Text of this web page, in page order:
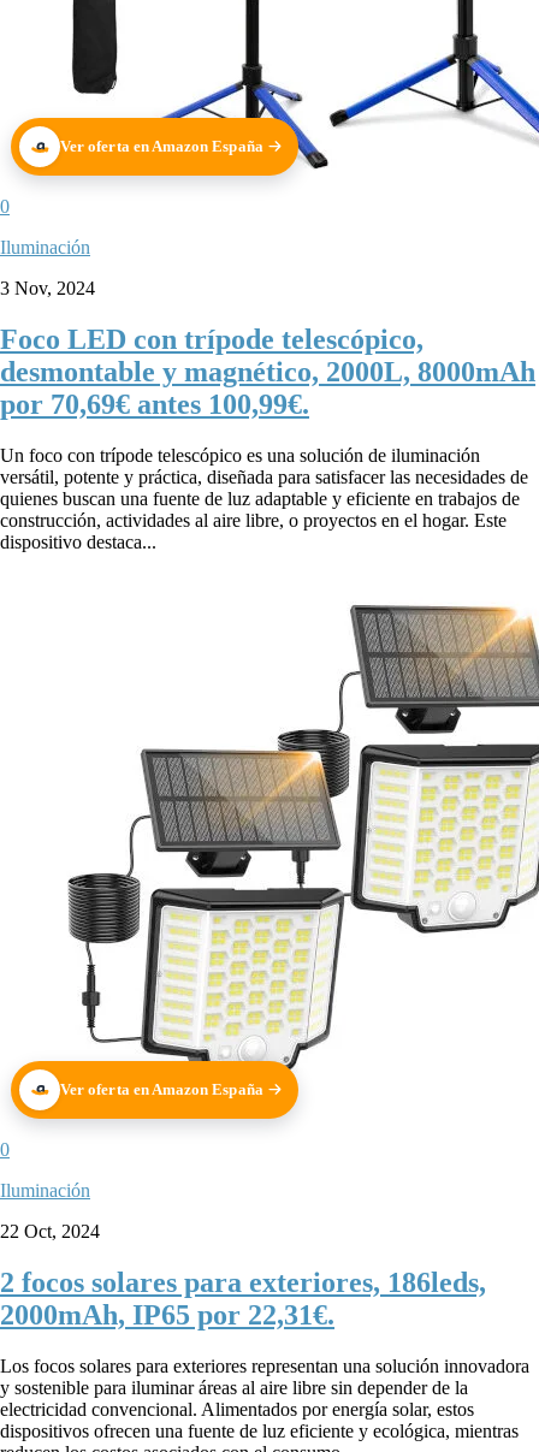
Ver oferta en Amazon España
0
Iluminación
3 Nov, 2024
Foco LED con trípode telescópico,
desmontable y magnético, 2000L, 8000mAh
por 70,69€ antes 100,99€.
Un foco con trípode telescópico es una solución de iluminación
versátil, potente y práctica, diseñada para satisfacer las necesidades de
quienes buscan una fuente de luz adaptable y eficiente en trabajos de
construcción, actividades al aire libre, o proyectos en el hogar. Este
dispositivo destaca...
Ver oferta en Amazon España
0
Iluminación
22 Oct, 2024
2 focos solares para exteriores, 186leds,
2000mAh, IP65 por 22,31€.
Los focos solares para exteriores representan una solución innovadora
y sostenible para iluminar áreas al aire libre sin depender de la
electricidad convencional. Alimentados por energía solar, estos
dispositivos ofrecen una fuente de luz eficiente y ecológica, mientras